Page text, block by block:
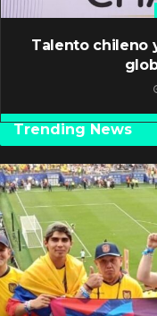
Talento chileno
Trending News